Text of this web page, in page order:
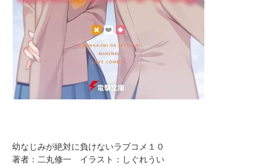
幼なじみが絶対に負けないラブコメ１０
著者：二丸修一 イラスト：しぐれうい